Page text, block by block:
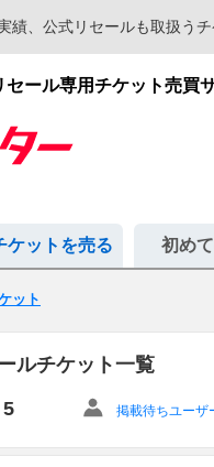
、公式リセールも取扱う
ール専用チケット売買
ケットを売る 初め
ット
ルチケット一覧
5 掲載待ちユーザ